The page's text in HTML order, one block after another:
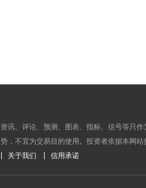
讯、评论、预测、图表、指标、信号等只
，不宜为交易目的使用。投资者依据本网
关于我们 信用承诺